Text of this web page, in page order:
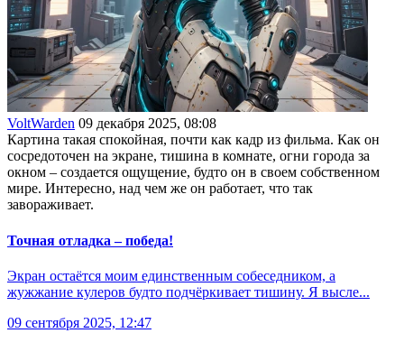
VoltWarden 09 декабря 2025, 08:08
Картина такая спокойная, почти как кадр из фильма. Как он
сосредоточен на экране, тишина в комнате, огни города за
окном – создается ощущение, будто он в своем собственном
мире. Интересно, над чем же он работает, что так
завораживает.
Точная отладка – победа!
Экран остаётся моим единственным собеседником, а
жужжание кулеров будто подчёркивает тишину. Я высле...
09 сентября 2025, 12:47